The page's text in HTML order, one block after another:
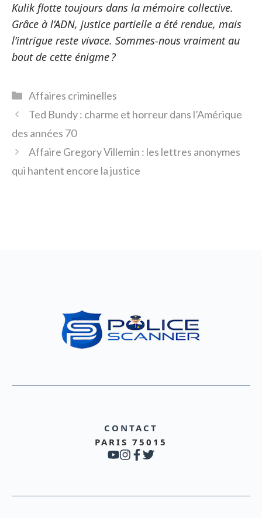
Kulik flotte toujours dans la mémoire collective.
Grâce à l’ADN, justice partielle a été rendue, mais
l’intrigue reste vivace. Sommes-nous vraiment au
bout de cette énigme ?
Catégories
Affaires criminelles
Ted Bundy : charme et horreur dans l’Amérique
des années 70
Affaire Gregory Villemin : les lettres anonymes
qui hantent encore la justice
CONTACT
PARIS 75015